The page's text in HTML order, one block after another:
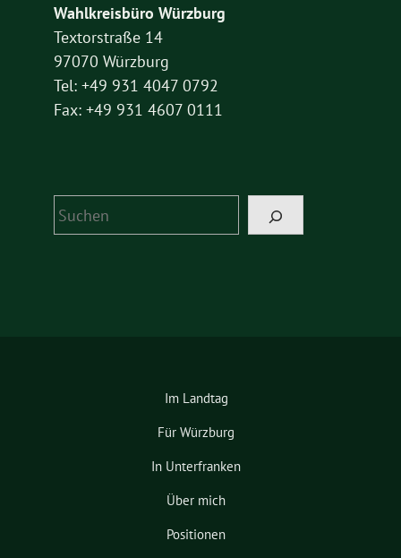
Wahlkreisbüro Würzburg
Textorstraße 14
97070 Würzburg
Tel: +49 931 4047 0792
Fax: +49 931 4607 0111
Suchen
Im Landtag
Für Würzburg
In Unterfranken
Über mich
Positionen